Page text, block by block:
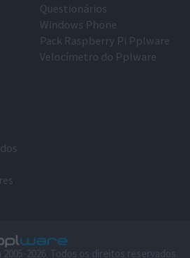
Questionários
Windows Phone
Pack Raspberry Pi Pplware
Velocímetro do Pplware
2026. Todos os direitos reservados.